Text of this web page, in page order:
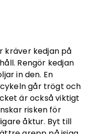
kräver kedjan på
Rengör kedjan
in den. En
går trögt och
är också viktigt
risken för
åktur. Byt till